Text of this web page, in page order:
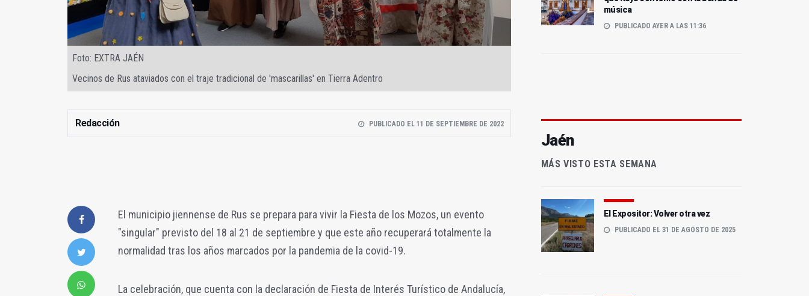
Foto: EXTRA JAÉN
Vecinos de Rus ataviados con el traje tradicional de 'mascarillas' en Tierra Adentro
Redacción PUBLICADO EL 11 DE SEPTIEMBRE DE 2022
El municipio jiennense de Rus se prepara para vivir la Fiesta de los Mozos, un evento
"singular" previsto del 18 al 21 de septiembre y que este año recuperará totalmente la
normalidad tras los años marcados por la pandemia de la covid-19.
La celebración, que cuenta con la declaración de Fiesta de Interés Turístico de Andalucía,
música
PUBLICADO AYER A LAS 11:36
Jaén
MÁS VISTO ESTA SEMANA
El Expositor: Volver otra vez
PUBLICADO EL 31 DE AGOSTO DE 2025